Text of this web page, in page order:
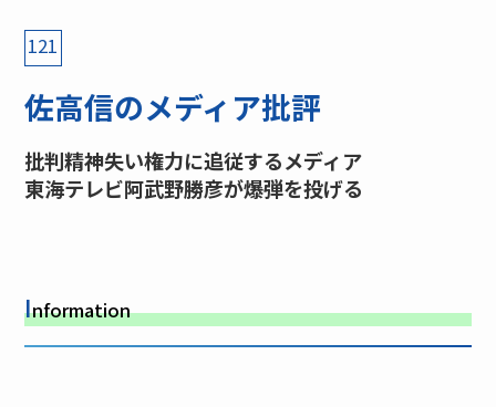
121
佐高信のメディア批評
批判精神失い権力に追従するメディア
東海テレビ阿武野勝彦が爆弾を投げる
Information